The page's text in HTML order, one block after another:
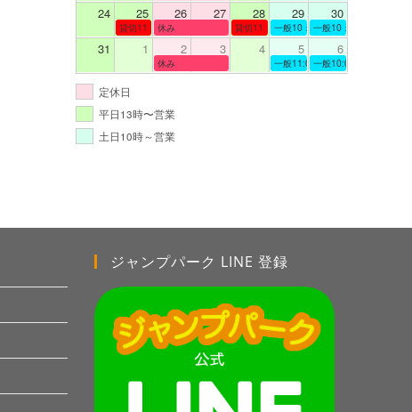
24 25 26 27 28 29 30
貸切11：00～12：00
休み 貸切11：00～12：00
一般10：00～19：00一般10：00～19：00
31 1 2 3 4 5 6
休み 一般11:00～19:00一般10:00～19:00
定休日
平日13時〜営業
土日10時～営業
ジャンプパーク LINE 登録